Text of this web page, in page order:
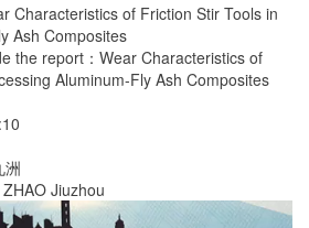
of Friction Stir Tools in
Ash Composites
the report：Wear Characteristics of
Aluminum-Fly Ash Composites
洲
Jiuzhou